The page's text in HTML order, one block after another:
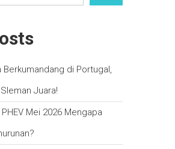
Berkumandang di Portugal,
Juara!
Mei 2026 Mengapa